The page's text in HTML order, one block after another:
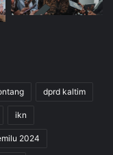
dprd kaltim
ikn
2024